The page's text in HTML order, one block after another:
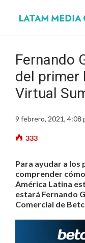
Fernando
del primer
Virtual
9 febrero, 2021, 4:08
333
Para ayudar a
comprender
América Latina
estará Fernando
Comercial de